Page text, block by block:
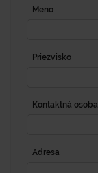
Meno
Priezvisko
Kontaktná osoba
Adresa